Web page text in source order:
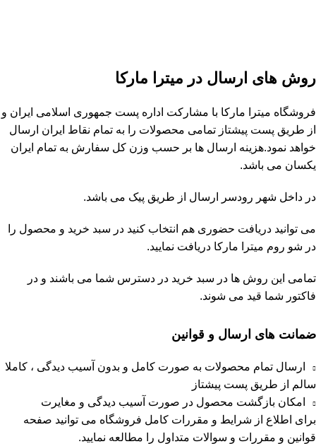
روش های ارسال در میترا مارکا
فروشگاه میترا مارکا با مشارکت اداره پست جمهوری اسلامی ایران و
از طریق پست پیشتاز تمامی محصولات را به تمام نقاط ایران ارسال
خواهد نمود.هزینه ارسال ها بر حسب وزن کل سفارش به تمام ایران
یکسان می باشد.
در داخل شهر رودسر ارسال از طریق پیک می باشد.
می توانید دریافت حضوری هم انتخاب کنید در سبد خرید و محصول را
در شو روم میترا مارکا دریافت نمایید.
تمامی این روش ها در سبد خرید در دسترس شما می باشند و در
فاکتور شما قید می شوند.
ضمانت های ارسال و قوانین
ارسال تمام محصولات به صورت کامل و بدون آسیب دیدگی ، کاملا
سالم از طریق پست پیشتاز
امکان بازگشت محصول در صورت آسیب دیدگی و مغایرت
برای اطلاع از شرایط و مقررات کامل فروشگاه می توانید صفحه
قوانین و مقررات و سوالات متداول را مطالعه نمایید.